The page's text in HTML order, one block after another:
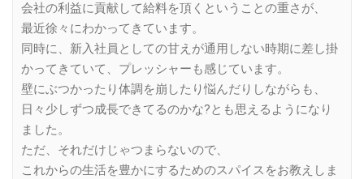
会社の利益に貢献して給料を頂くということの重さが、
最近徐々にわかってきています。
同時に、新入社員としての甘えが通用しない時期に差し掛
かってきていて、プレッシャーも感じています。
壁にぶつかったり体調を崩したり悩んだりしながらも、
日々少しずつ成長できてるのかな?とも思えるようになり
ました。
ただ、それだけじゃつまらないので、
これからの生活を豊かにするためのスパイスをお教えしま